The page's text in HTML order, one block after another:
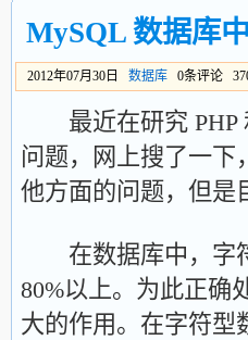
MySQL 数据库
2012年07月30日 数据库 0条评论
最近在研究 PHP
问题，网上搜了一下
他方面的问题，但是
在数据库中，字符
80%以上。为此正确
大的作用。在字符型